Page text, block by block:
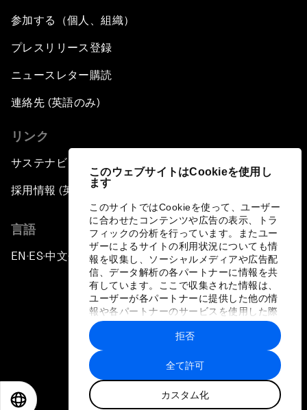
このウェブサイトはCookieを使用し
ます
このサイトではCookieを使って、ユーザー
に合わせたコンテンツや広告の表示、トラ
フィックの分析を行っています。またユー
ザーによるサイトの利用状況についても情
報を収集し、ソーシャルメディアや広告配
信、データ解析の各パートナーに情報を共
有しています。ここで収集された情報は、
ユーザーが各パートナーに提供した他の情
報や各パートナーのサービスを使用した際
に収集された情報と組み合わされ、各パー
トナーによって使用されることがありま
す。
全て許可
カスタム化
拒否
参加する（個人、組織）
プレスリリース登録
ニュースレター購読
連絡先 (英語のみ)
リンク
サステナビリティへの取り組み
採用情報 (英語のみ)
言語
EN ▪ES▪中文▪ 日本語
プライバシーポリシーと利用規約
サイトマップ
©
世界経済フォーラム